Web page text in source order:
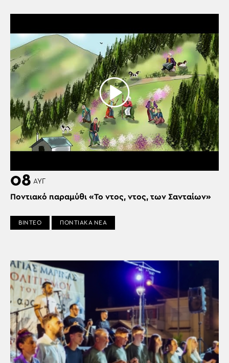
08 ΑΥΓ
Ποντιακό παραμύθι «Το ντος, ντος, των Σανταίων»
ΒΙΝΤΕΟ ΠΟΝΤΙΑΚΑ ΝΕΑ